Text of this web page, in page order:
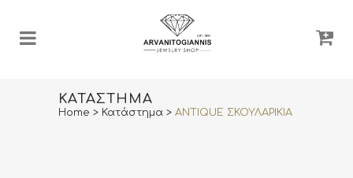
ΚΑΤΆΣΤΗΜΑ
Home > Κατάστημα > ANTIQUE ΣΚΟΥΛΑΡΙΚΙΑ